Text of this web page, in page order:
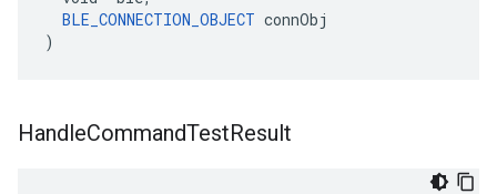
BLE_CONNECTION_OBJECT connObj
)
HandleCommandTestResult